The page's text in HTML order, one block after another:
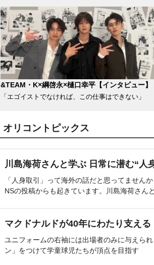
&TEAM・K×綱啓永×樋口幸平【インタビュー】
「エゴイストでなければ、この仕事はできない」
オリコントピックス
川島海荷さんと学ぶ 日常に潜む“人
「人身取引」って海外の話だと思ってません
NSの投稿からも起きています。川島海荷さん
マクドナルドが40年にわたり支える
ユニフォームの右袖には出場者のみに与えら
ン」をつけて学童球児たちが頂点を目指す